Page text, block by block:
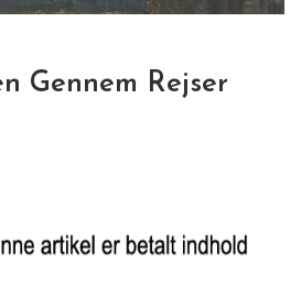
Gennem Rejser